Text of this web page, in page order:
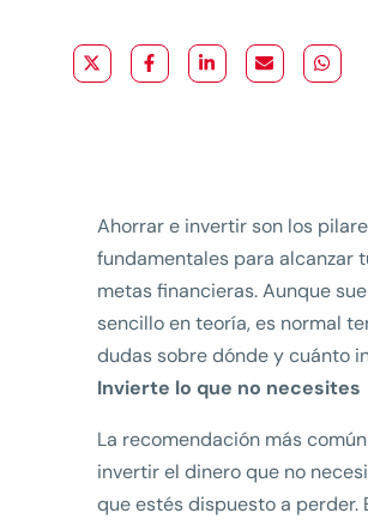
Ahorrar e invertir son los
fundamentales para alcanzar
metas financieras. Aunque
sencillo en teoría, es normal
dudas sobre dónde y cuánto
Invierte lo que no necesites
La recomendación más
invertir el dinero que no
que estés dispuesto a perder.